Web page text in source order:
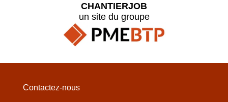
CHANTIERJOB
un site du groupe
Contactez-nous